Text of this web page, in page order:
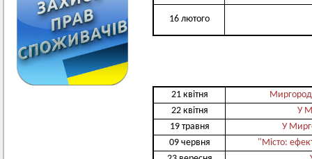
16 лютого
21 квітня
Миргород
22 квітня
У
19 травня
У
09 червня
"Місто: